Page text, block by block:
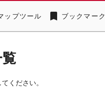
ップツール bookmark ブックマーク
ください。